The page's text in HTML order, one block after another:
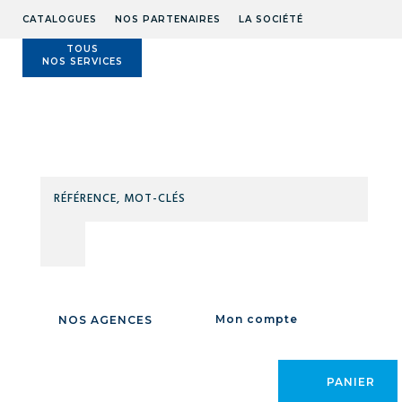
CATALOGUES NOS PARTENAIRES LA SOCIÉTÉ
TOUS
NOS SERVICES
NOS AGENCES Mon compte
PANIER
CATÉGORIE